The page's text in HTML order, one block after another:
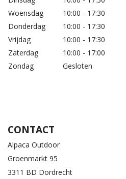
Woensdag
10:00 - 17:30
Donderdag
10:00 - 17:30
Vrijdag
10:00 - 17:30
Zaterdag
10:00 - 17:00
Zondag
Gesloten
CONTACT
Alpaca Outdoor
Groenmarkt 95
3311 BD Dordrecht